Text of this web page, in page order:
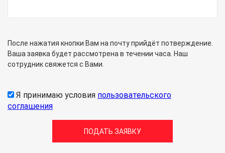
После нажатия кнопки Вам на почту прийдёт потверждение.
Ваша заявка будет рассмотрена в течении часа. Наш
сотрудник свяжется с Вами.
Я принимаю условия пользовательского
соглашения